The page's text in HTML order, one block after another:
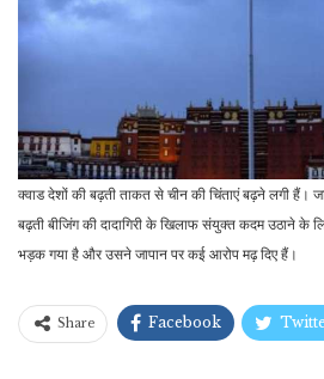
क्वाड देशों की बढ़ती ताकत से चीन की चिंताएं बढ़ने लगी हैं।
बढ़ती बीजिंग की दादागिरी के खिलाफ संयुक्त कदम उठाने के
भड़क गया है और उसने जापान पर कई आरोप मढ़ दिए हैं।
Share Facebook